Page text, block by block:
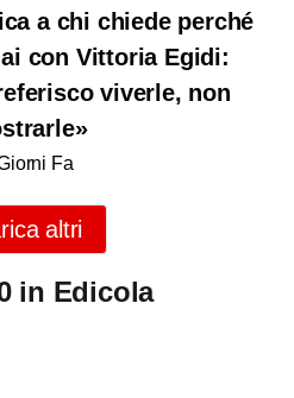
a chi chiede perché
con Vittoria Egidi:
viverle, non
Fa
altri
in Edicola